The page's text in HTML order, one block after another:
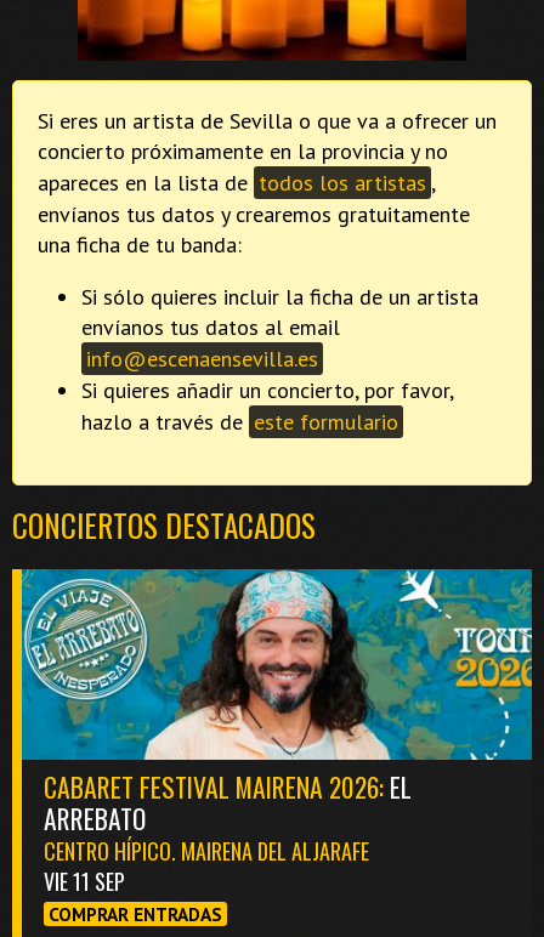
Si eres un artista de Sevilla o que va a ofrecer un
concierto próximamente en la provincia y no
apareces en la lista de todos los artistas ,
envíanos tus datos y crearemos gratuitamente
una ficha de tu banda:
Si sólo quieres incluir la ficha de un artista
envíanos tus datos al email
info@escenaensevilla.es
Si quieres añadir un concierto, por favor,
hazlo a través de este formulario
CONCIERTOS DESTACADOS
CABARET FESTIVAL MAIRENA 2026:EL
ARREBATO
CENTRO HÍPICO. MAIRENA DEL ALJARAFE
VIE 11 SEP
COMPRAR ENTRADAS